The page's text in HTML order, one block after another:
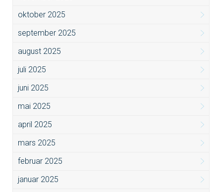
oktober 2025
september 2025
august 2025
juli 2025
juni 2025
mai 2025
april 2025
mars 2025
februar 2025
januar 2025